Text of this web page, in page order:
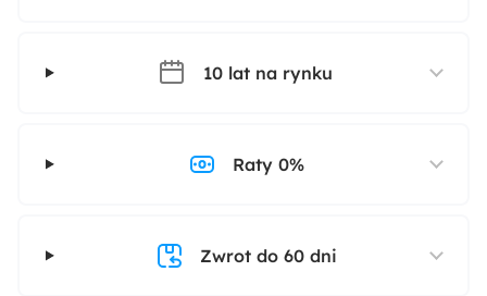
10 lat na rynku
Raty 0%
Zwrot do 60 dni